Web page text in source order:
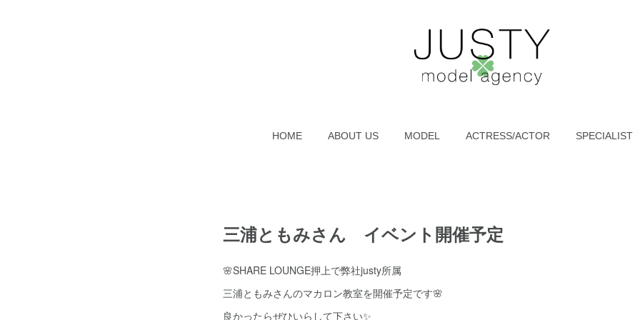
HOME ABOUT US MODEL ACTRESS/ACTOR SPECIALIST
三浦ともみさん イベント開催予定
🌸SHARE LOUNGE押上で弊社justy所属
三浦ともみさんのマカロン教室を開催予定です🌸
良かったらぜひいらして下さい✨